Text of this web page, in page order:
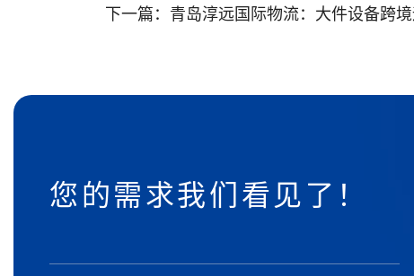
下一篇： 青岛淳远国际物流：大件设备跨
您的需求我们看见了！